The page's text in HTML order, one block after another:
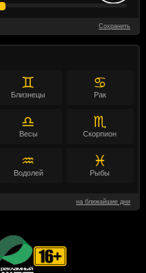
Сохранить
♊
Близнецы
♋
Рак
♎
Весы
♏
Скорпион
♒
Водолей
♓
Рыбы
на ближайшие дни